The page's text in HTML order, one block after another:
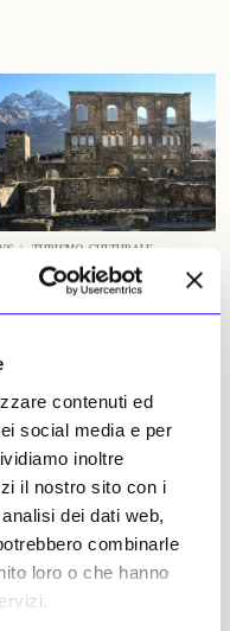
contenuti ed
social media e per
inoltre
il nostro sito con i
dei dati web,
combinarle
loro o che hanno
TURISMO CULTURALE
Aosta 2.050 anni di
megalitica e romana
per volontà di Augusto
il nome di Augusta
Salassorum, la città
importanti
romani. Ma anche
grande sito megalitico
con il grandioso
Giuliani
2025